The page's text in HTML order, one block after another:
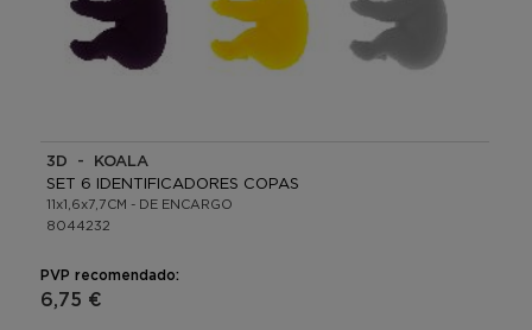
3D - KOALA
SET 6 IDENTIFICADORES COPAS
11x1,6x7,7CM - DE ENCARGO
8044232
PVP recomendado:
6,75 €